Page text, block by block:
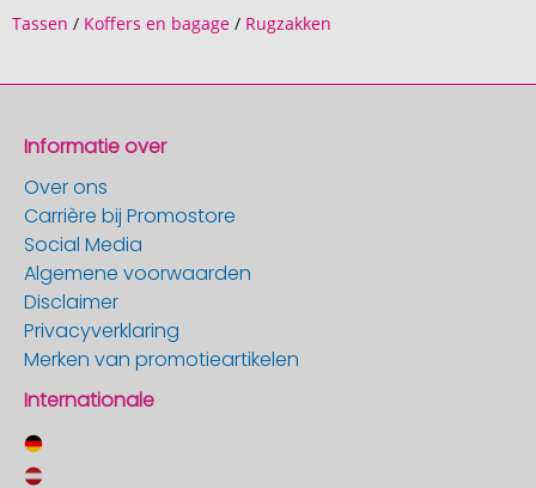
Tassen / Koffers en bagage / Rugzakken
Informatie over
Over ons
Carrière bij Promostore
Social Media
Algemene voorwaarden
Disclaimer
Privacyverklaring
Merken van promotieartikelen
Internationale